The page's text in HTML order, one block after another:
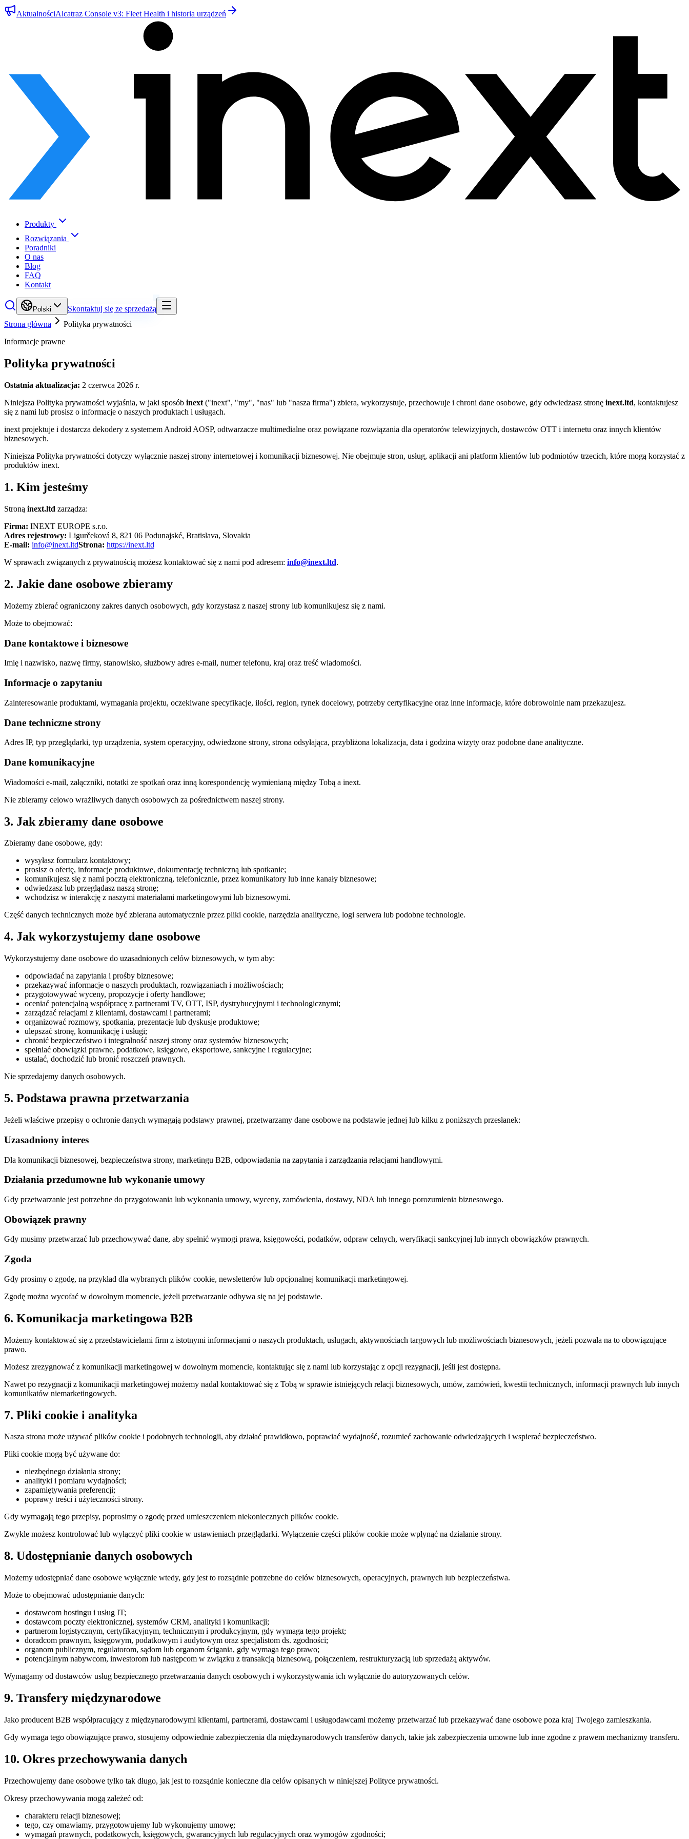
AktualnościAlcatraz Console v3: Fleet Health i historia urządzeń
Produkty
Rozwiązania
Poradniki
O nas
Blog
FAQ
Kontakt
Polski
Skontaktuj się ze sprzedażą
Strona główna
Polityka prywatności
Informacje prawne
Polityka prywatności
Ostatnia aktualizacja: 2 czerwca 2026 r.
Niniejsza Polityka prywatności wyjaśnia, w jaki sposób inext ("inext", "my", "nas" lub "nasza firma") zbiera, wykorzystuje, przechowuje i chroni dane osobowe, gdy odwiedzasz stronę inext.ltd, kontaktujesz
się z nami lub prosisz o informacje o naszych produktach i usługach.
inext projektuje i dostarcza dekodery z systemem Android AOSP, odtwarzacze multimedialne oraz powiązane rozwiązania dla operatorów telewizyjnych, dostawców OTT i internetu oraz innych klientów
biznesowych.
Niniejsza Polityka prywatności dotyczy wyłącznie naszej strony internetowej i komunikacji biznesowej. Nie obejmuje stron, usług, aplikacji ani platform klientów lub podmiotów trzecich, które mogą korzystać z
produktów inext.
1. Kim jesteśmy
Stroną inext.ltd zarządza:
Firma: INEXT EUROPE s.r.o.
Adres rejestrowy: Ligurčeková 8, 821 06 Podunajské, Bratislava, Slovakia
E-mail: info@inext.ltdStrona: https://inext.ltd
W sprawach związanych z prywatnością możesz kontaktować się z nami pod adresem: info@inext.ltd.
2. Jakie dane osobowe zbieramy
Możemy zbierać ograniczony zakres danych osobowych, gdy korzystasz z naszej strony lub komunikujesz się z nami.
Może to obejmować:
Dane kontaktowe i biznesowe
Imię i nazwisko, nazwę firmy, stanowisko, służbowy adres e-mail, numer telefonu, kraj oraz treść wiadomości.
Informacje o zapytaniu
Zainteresowanie produktami, wymagania projektu, oczekiwane specyfikacje, ilości, region, rynek docelowy, potrzeby certyfikacyjne oraz inne informacje, które dobrowolnie nam przekazujesz.
Dane techniczne strony
Adres IP, typ przeglądarki, typ urządzenia, system operacyjny, odwiedzone strony, strona odsyłająca, przybliżona lokalizacja, data i godzina wizyty oraz podobne dane analityczne.
Dane komunikacyjne
Wiadomości e-mail, załączniki, notatki ze spotkań oraz inną korespondencję wymienianą między Tobą a inext.
Nie zbieramy celowo wrażliwych danych osobowych za pośrednictwem naszej strony.
3. Jak zbieramy dane osobowe
Zbieramy dane osobowe, gdy:
wysyłasz formularz kontaktowy;
prosisz o ofertę, informacje produktowe, dokumentację techniczną lub spotkanie;
komunikujesz się z nami pocztą elektroniczną, telefonicznie, przez komunikatory lub inne kanały biznesowe;
odwiedzasz lub przeglądasz naszą stronę;
wchodzisz w interakcję z naszymi materiałami marketingowymi lub biznesowymi.
Część danych technicznych może być zbierana automatycznie przez pliki cookie, narzędzia analityczne, logi serwera lub podobne technologie.
4. Jak wykorzystujemy dane osobowe
Wykorzystujemy dane osobowe do uzasadnionych celów biznesowych, w tym aby:
odpowiadać na zapytania i prośby biznesowe;
przekazywać informacje o naszych produktach, rozwiązaniach i możliwościach;
przygotowywać wyceny, propozycje i oferty handlowe;
oceniać potencjalną współpracę z partnerami TV, OTT, ISP, dystrybucyjnymi i technologicznymi;
zarządzać relacjami z klientami, dostawcami i partnerami;
organizować rozmowy, spotkania, prezentacje lub dyskusje produktowe;
ulepszać stronę, komunikację i usługi;
chronić bezpieczeństwo i integralność naszej strony oraz systemów biznesowych;
spełniać obowiązki prawne, podatkowe, księgowe, eksportowe, sankcyjne i regulacyjne;
ustalać, dochodzić lub bronić roszczeń prawnych.
Nie sprzedajemy danych osobowych.
5. Podstawa prawna przetwarzania
Jeżeli właściwe przepisy o ochronie danych wymagają podstawy prawnej, przetwarzamy dane osobowe na podstawie jednej lub kilku z poniższych przesłanek:
Uzasadniony interes
Dla komunikacji biznesowej, bezpieczeństwa strony, marketingu B2B, odpowiadania na zapytania i zarządzania relacjami handlowymi.
Działania przedumowne lub wykonanie umowy
Gdy przetwarzanie jest potrzebne do przygotowania lub wykonania umowy, wyceny, zamówienia, dostawy, NDA lub innego porozumienia biznesowego.
Obowiązek prawny
Gdy musimy przetwarzać lub przechowywać dane, aby spełnić wymogi prawa, księgowości, podatków, odpraw celnych, weryfikacji sankcyjnej lub innych obowiązków prawnych.
Zgoda
Gdy prosimy o zgodę, na przykład dla wybranych plików cookie, newsletterów lub opcjonalnej komunikacji marketingowej.
Zgodę można wycofać w dowolnym momencie, jeżeli przetwarzanie odbywa się na jej podstawie.
6. Komunikacja marketingowa B2B
Możemy kontaktować się z przedstawicielami firm z istotnymi informacjami o naszych produktach, usługach, aktywnościach targowych lub możliwościach biznesowych, jeżeli pozwala na to obowiązujące
prawo.
Możesz zrezygnować z komunikacji marketingowej w dowolnym momencie, kontaktując się z nami lub korzystając z opcji rezygnacji, jeśli jest dostępna.
Nawet po rezygnacji z komunikacji marketingowej możemy nadal kontaktować się z Tobą w sprawie istniejących relacji biznesowych, umów, zamówień, kwestii technicznych, informacji prawnych lub innych
komunikatów niemarketingowych.
7. Pliki cookie i analityka
Nasza strona może używać plików cookie i podobnych technologii, aby działać prawidłowo, poprawiać wydajność, rozumieć zachowanie odwiedzających i wspierać bezpieczeństwo.
Pliki cookie mogą być używane do:
niezbędnego działania strony;
analityki i pomiaru wydajności;
zapamiętywania preferencji;
poprawy treści i użyteczności strony.
Gdy wymagają tego przepisy, poprosimy o zgodę przed umieszczeniem niekoniecznych plików cookie.
Zwykle możesz kontrolować lub wyłączyć pliki cookie w ustawieniach przeglądarki. Wyłączenie części plików cookie może wpłynąć na działanie strony.
8. Udostępnianie danych osobowych
Możemy udostępniać dane osobowe wyłącznie wtedy, gdy jest to rozsądnie potrzebne do celów biznesowych, operacyjnych, prawnych lub bezpieczeństwa.
Może to obejmować udostępnianie danych:
dostawcom hostingu i usług IT;
dostawcom poczty elektronicznej, systemów CRM, analityki i komunikacji;
partnerom logistycznym, certyfikacyjnym, technicznym i produkcyjnym, gdy wymaga tego projekt;
doradcom prawnym, księgowym, podatkowym i audytowym oraz specjalistom ds. zgodności;
organom publicznym, regulatorom, sądom lub organom ścigania, gdy wymaga tego prawo;
potencjalnym nabywcom, inwestorom lub następcom w związku z transakcją biznesową, połączeniem, restrukturyzacją lub sprzedażą aktywów.
Wymagamy od dostawców usług bezpiecznego przetwarzania danych osobowych i wykorzystywania ich wyłącznie do autoryzowanych celów.
9. Transfery międzynarodowe
Jako producent B2B współpracujący z międzynarodowymi klientami, partnerami, dostawcami i usługodawcami możemy przetwarzać lub przekazywać dane osobowe poza kraj Twojego zamieszkania.
Gdy wymaga tego obowiązujące prawo, stosujemy odpowiednie zabezpieczenia dla międzynarodowych transferów danych, takie jak zabezpieczenia umowne lub inne zgodne z prawem mechanizmy transferu.
10. Okres przechowywania danych
Przechowujemy dane osobowe tylko tak długo, jak jest to rozsądnie konieczne dla celów opisanych w niniejszej Polityce prywatności.
Okresy przechowywania mogą zależeć od:
charakteru relacji biznesowej;
tego, czy omawiamy, przygotowujemy lub wykonujemy umowę;
wymagań prawnych, podatkowych, księgowych, gwarancyjnych lub regulacyjnych oraz wymogów zgodności;